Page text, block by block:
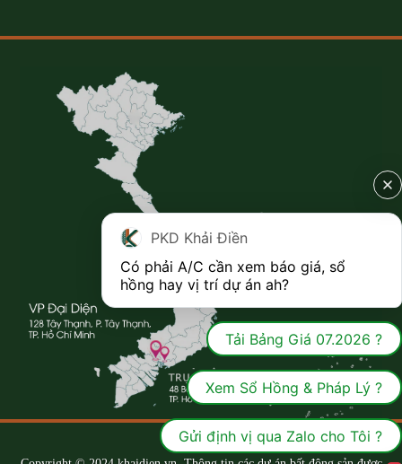
PKD Khải Điền
Có phải A/C cần xem báo giá, sổ
hồng hay vị trí dự án ah?
Tải Bảng Giá 07.2026 ?
Xem Sổ Hồng & Pháp Lý ?
Gửi định vị qua Zalo cho Tôi ?